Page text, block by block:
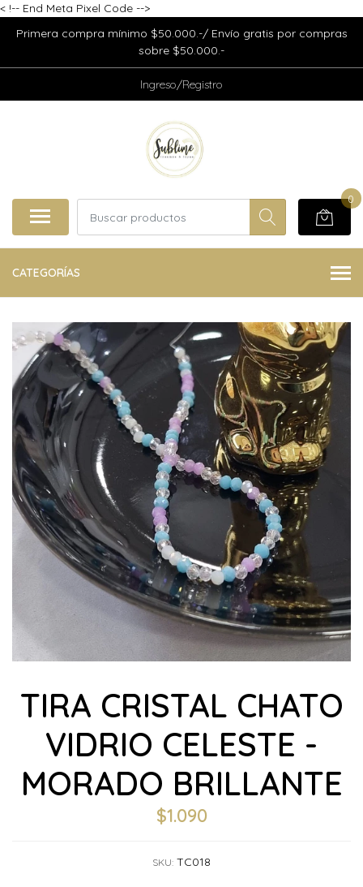
< !-- End Meta Pixel Code -->
Primera compra mínimo $50.000.-/ Envío gratis por compras
sobre $50.000.-
Ingreso/Registro
0
CATEGORÍAS
TIRA CRISTAL CHATO
VIDRIO CELESTE -
MORADO BRILLANTE
$1.090
SKU: TC018